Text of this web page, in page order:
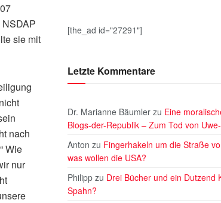
sie mit
nach
Wie
nur
[the_ad id="27291"]
Letzte Kommentare
Dr. Marianne Bäumler zu Eine
Blogs-der-Republik – Zum Tod von
Anton zu Fingerhakeln um die Straße
was wollen die USA?
Philipp zu Drei Bücher und ein Dutzend
Spahn?